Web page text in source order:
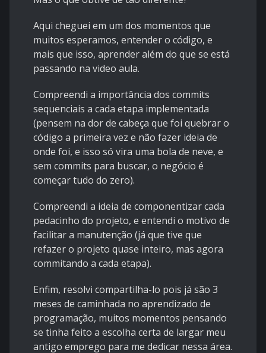
Aqui cheguei em um dos momentos que
muitos esperamos, entender o código, e
mais que isso, aprender além do que se está
passando na video aula.
Compreendi a importância dos commits
sequenciais a cada etapa implementada
(pensem na dor de cabeça que foi quebrar o
código a primeira vez e não fazer ideia de
onde foi, e isso só vira uma bola de neve, e
sem commits para buscar, o negócio é
começar tudo do zero).
Compreendi a ideia de componentizar cada
pedacinho do projeto, e entendi o motivo de
facilitar a manutenção (já que tive que
refazer o projeto quase inteiro, mas agora
commitando a cada etapa).
Enfim, resolvi compartilha-lo pois já são 3
meses de caminhada no aprendizado de
programação, muitos momentos pensando
se tinha feito a escolha certa de largar meu
antigo emprego para me dedicar nessa área.